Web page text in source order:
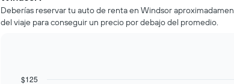
Deberías reservar tu auto de renta en Windsor
del viaje para conseguir un precio por debajo del promedio.
Line
Chart
$125